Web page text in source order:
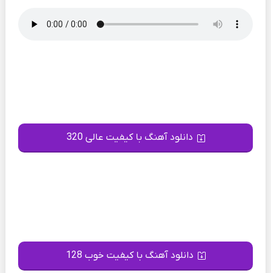
دانلود آهنگ با کیفیت عالی 320
دانلود آهنگ با کیفیت خوب 128